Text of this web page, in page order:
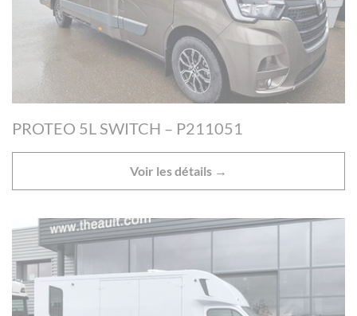
PROTEO 5L SWITCH – P211051
Voir les détails →